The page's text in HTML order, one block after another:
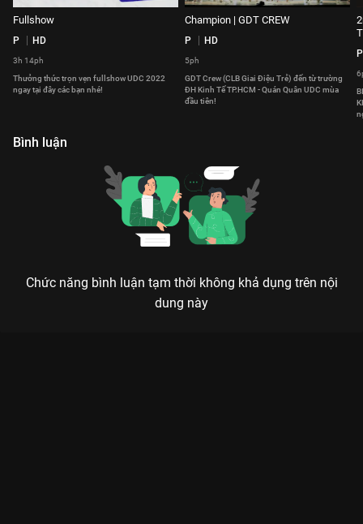
Fullshow
P HD
3h 14ph
Thưởng thức trọn vẹn fullshow UDC 2022
ngay tại đây các bạn nhé!
Champion | GDT CREW
P HD
5ph
GDT Crew (CLB Giai Điệu Trẻ) đến từ trường
ĐH Kinh Tế TP.HCM - Quán Quân UDC mùa
đầu tiên!
P
Bình luận
Chức năng bình luận tạm thời không khả dụng trên nội
dung này